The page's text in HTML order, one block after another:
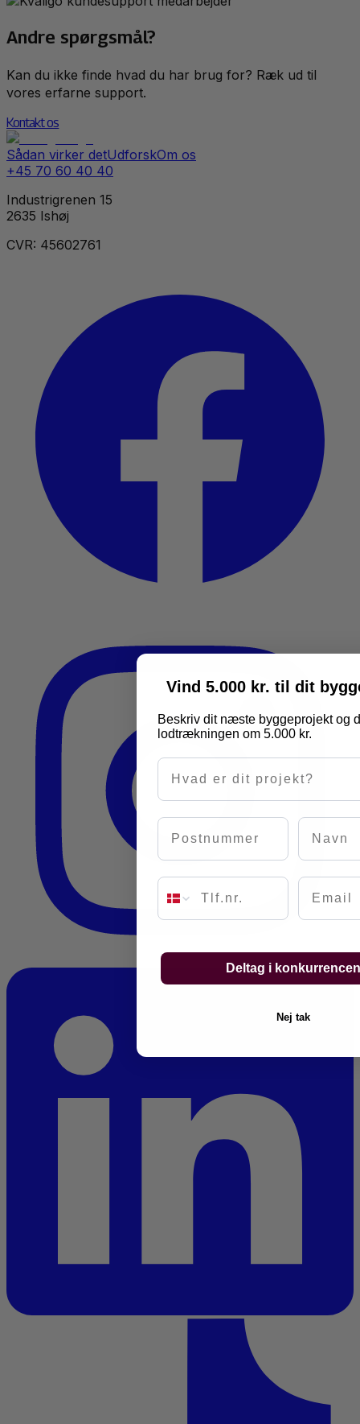
Andre spørgsmål?
Kan du ikke finde hvad du har brug for? Ræk ud til
vores erfarne support.
Kontakt os
Sådan virker detUdforskOm os
+45 70 60 40 40
Industrigrenen 15
2635 Ishøj
CVR: 45602761
Vind 5.000 kr. til dit
Beskriv dit næste byggeprojekt og
lodtrækningen om 5.000 kr.
Hvad er dit projekt?
Postnummer Navn
Email
Deltag i konkurrencen
Nej tak